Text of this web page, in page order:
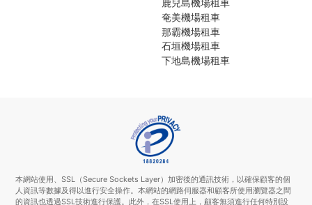
奄美機場租車
那霸機場租車
石垣機場租車
下地島機場租車
本網站使用、SSL（Secure Sockets Layer）加密後的通訊技術，以確保顧客的個
人資訊等數據及得以進行安全操作。本網站的網路伺服器和顧客所使用瀏覽器之間
的資訊也透過SSL技術進行保護。此外，在SSL使用上，顧客無須進行任何特別設